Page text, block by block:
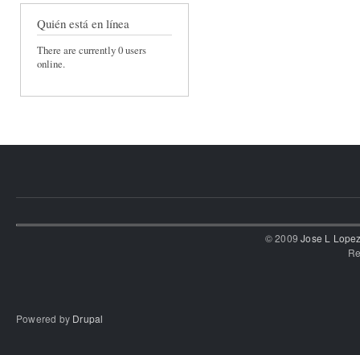
Quién está en línea
There are currently 0 users
online.
© 2009Jose L
Powered by Drupal